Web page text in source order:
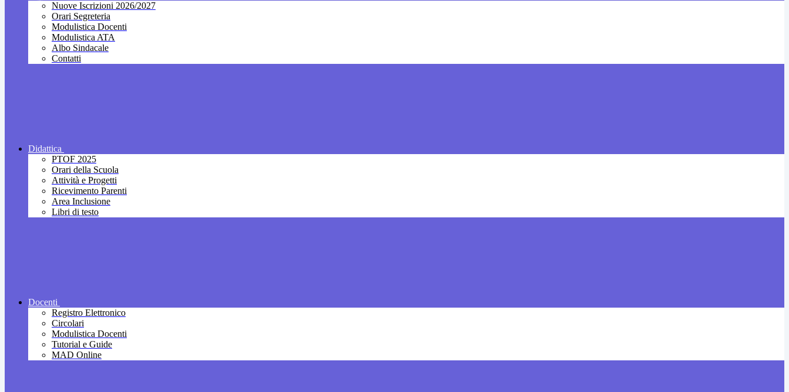
Nuove Iscrizioni 2026/2027
Orari Segreteria
Modulistica Docenti
Modulistica ATA
Albo Sindacale
Contatti
Didattica
PTOF 2025
Orari della Scuola
Attività e Progetti
Ricevimento Parenti
Area Inclusione
Libri di testo
Docenti
Registro Elettronico
Circolari
Modulistica Docenti
Tutorial e Guide
MAD Online